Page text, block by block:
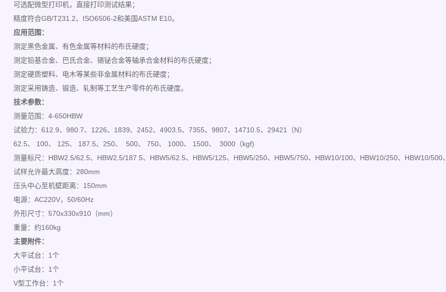
可选配微型打印机，直接打印测试结果；
精度符合GB/T231.2、ISO6506-2和美国ASTM E10。
应用范围：
测定黑色金属、有色金属等材料的布氏硬度；
测定铅基合金、巴氏合金、锡铋合金等轴承合金材料的布氏硬度；
测定硬质塑料、电木等某些非金属材料的布氏硬度；
测定采用铸造、锻造、轧制等工艺生产零件的布氏硬度。
技术参数：
测量范围：4-650HBW
试验力：612.9、980.7、1226、1839、2452、4903.5、7355、9807、14710.5、29421（N）
62.5、 100、 125、 187.5、250、 500、 750、 1000、 1500、 3000（kgf)
测量标尺：HBW2.5/62.5、HBW2.5/187.5、HBW5/62.5、HBW5/125、HBW5/250、HBW5/750、HBW10/100、HBW10/250、HBW10/
试样允许最大高度：280mm
压头中心至机壁距离：150mm
电源：AC220V，50/60Hz
外形尺寸：570x330x910（mm）
重量：约160kg
主要附件：
大平试台：1个
小平试台：1个
V型工作台：1个